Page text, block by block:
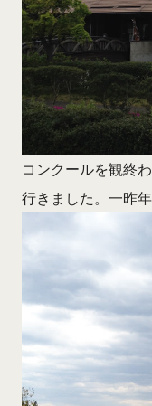
コンクールを観終
行きました。一昨